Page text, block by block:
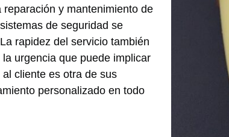
y mantenimiento de
de seguridad se
rapidez del servicio también
urgencia que puede implicar
cliente es otra de sus
personalizado en todo